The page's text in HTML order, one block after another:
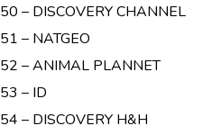
50 – DISCOVERY CHANNEL
51 – NATGEO
52 – ANIMAL PLANNET
53 – ID
54 – DISCOVERY H&H